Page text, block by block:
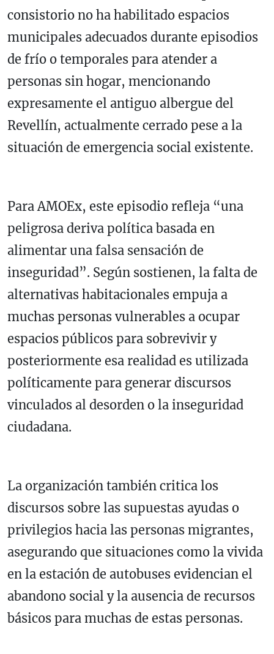
consistorio no ha habilitado espacios
municipales adecuados durante episodios
de frío o temporales para atender a
personas sin hogar, mencionando
expresamente el antiguo albergue del
Revellín, actualmente cerrado pese a la
situación de emergencia social existente.
Para AMOEx, este episodio refleja “una
peligrosa deriva política basada en
alimentar una falsa sensación de
inseguridad”. Según sostienen, la falta de
alternativas habitacionales empuja a
muchas personas vulnerables a ocupar
espacios públicos para sobrevivir y
posteriormente esa realidad es utilizada
políticamente para generar discursos
vinculados al desorden o la inseguridad
ciudadana.
La organización también critica los
discursos sobre las supuestas ayudas o
privilegios hacia las personas migrantes,
asegurando que situaciones como la vivida
en la estación de autobuses evidencian el
abandono social y la ausencia de recursos
básicos para muchas de estas personas.